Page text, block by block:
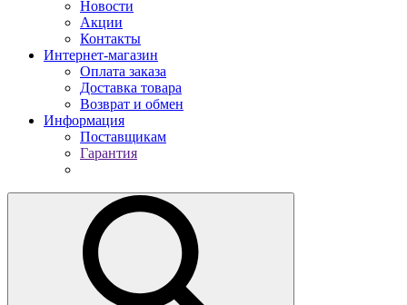
Новости
Акции
Контакты
Интернет-магазин
Оплата заказа
Доставка товара
Возврат и обмен
Информация
Поставщикам
Гарантия